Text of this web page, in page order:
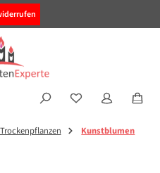
Kunstblumen